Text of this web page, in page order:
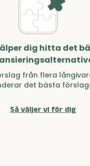
dig hitta det
från flera
det bästa
Så väljer vi för dig